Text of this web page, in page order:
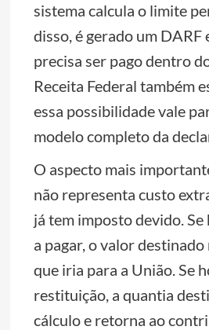
sistema calcula o limite
disso, é gerado um DARF
precisa ser pago dentro
Receita Federal também
essa possibilidade vale
modelo completo da
O aspecto mais
não representa custo
já tem imposto devido.
a pagar, o valor
que iria para a União. Se
restituição, a quantia
cálculo e retorna ao